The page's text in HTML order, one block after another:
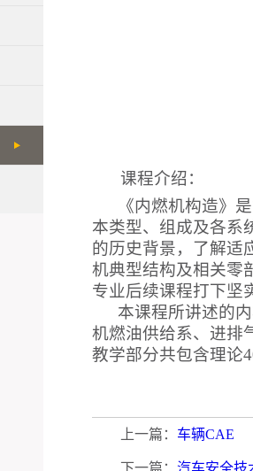
课程介绍：
《内燃机构造》
本类型、组成及各系
的历史背景，了解适
机典型结构及相关零
专业后续课程打下坚
本课程所讲述的
机燃油供给系、进排
教学部分共包含理论
上一篇： 车辆CAE
下一篇： 汽车安全技